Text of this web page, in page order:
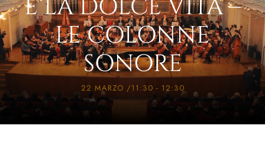
E LA DOLCE VITA –
LE COLONNE
SONORE
22 MARZO /11:30 - 12:30